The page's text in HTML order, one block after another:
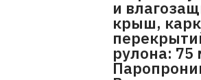
и
крыш,
рулона: